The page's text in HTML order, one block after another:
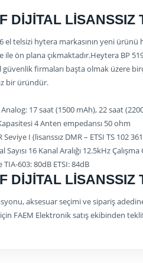
DİJİTAL LİSANSSIZ
el telsizi hytera markasının yeni
ile ön plana çıkmaktadır.Heytera BP
firmaları başta olmak üzere
bir üründür.
17 saat (1500 mAh), 22 saat
4 Anten empedansı 50 ohm
I (lisanssız DMR – ETSI TS 102
16 Kanal Aralığı 12.5kHz
TIA-603: 80dB ETSI: 84dB
DİJİTAL
aksesuar seçimi ve sipariş
FAEM Elektronik satış ekibinden